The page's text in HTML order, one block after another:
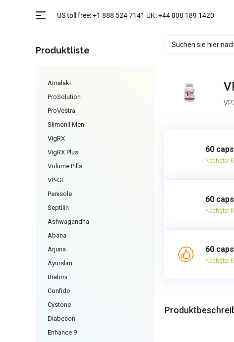
Produktliste
Amalaki
ProSolution
ProVestra
Slimonil Men
VigRX
VigRX Plus
Volume Pills
VP-GL
Penisole
Septilin
Ashwagandha
Abana
Arjuna
Ayurslim
Brahmi
Confido
Cystone
Diabecon
Enhance 9
60
Nächster
60
Nächster
60
Nächster